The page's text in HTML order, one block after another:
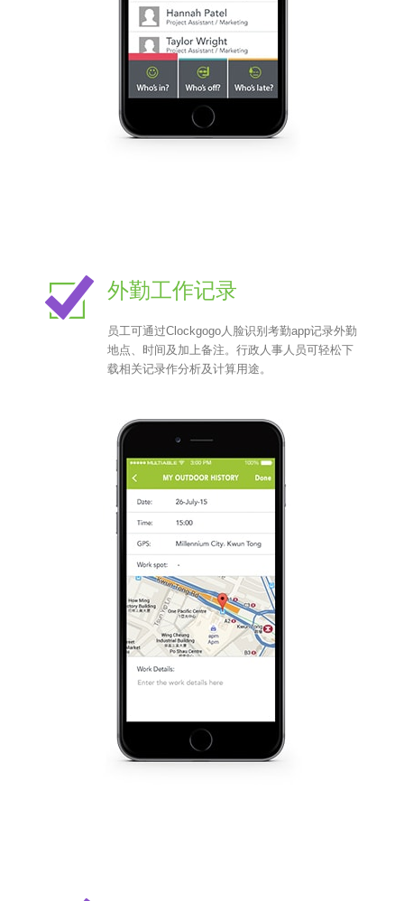
外勤工作记录
员工可通过Clockgogo人脸识别考勤app记录外勤
地点、时间及加上备注。行政人事人员可轻松下
载相关记录作分析及计算用途。